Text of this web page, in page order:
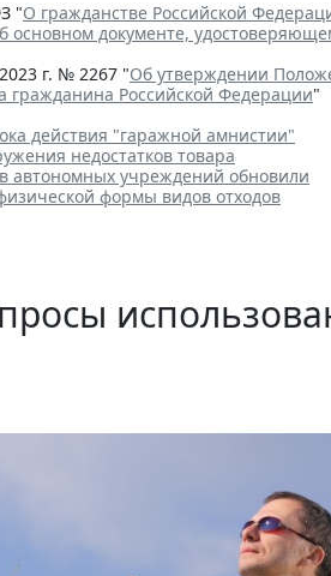
"О гражданстве Российской
основном документе,
г. № 2267 "Об утверждении
гражданина Российской Федерации"
действия "гаражной амнистии"
недостатков товара
автономных учреждений обновили
формы видов отходов